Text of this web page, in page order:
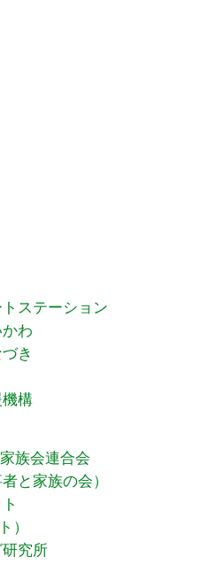
ステーション
わ
き
構
族会連合会
と家族の会）
）
究所